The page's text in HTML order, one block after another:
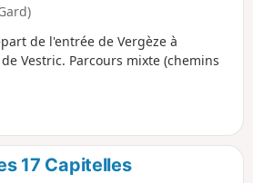
de l'entrée de Vergèze à
Vestric. Parcours mixte (chemins
17 Capitelles